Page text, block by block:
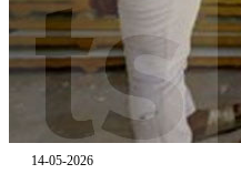
14-05-2026